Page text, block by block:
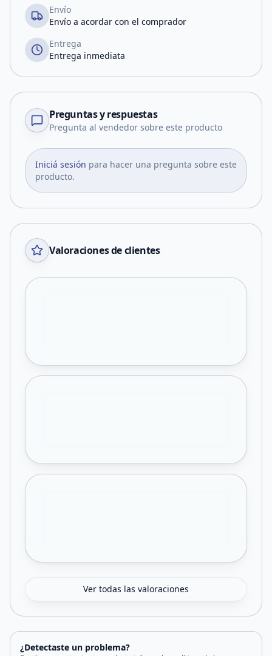
Envío
Envío a acordar con el comprador
Entrega
Entrega inmediata
Preguntas y respuestas
Pregunta al vendedor sobre este producto
Iniciá sesión para hacer una pregunta sobre este
producto.
Valoraciones de clientes
Ver todas las valoraciones
¿Detectaste un problema?